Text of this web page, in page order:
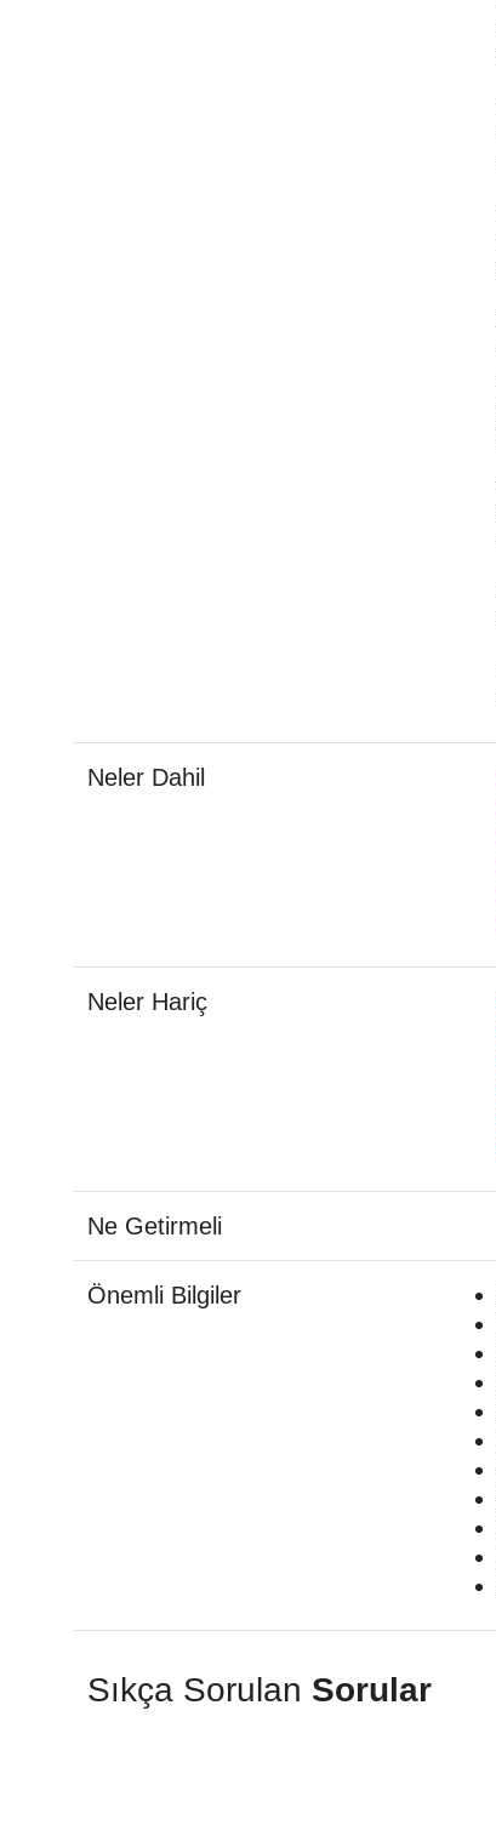
Neler Dahil
Neler Hariç
Ne Getirmeli
Önemli Bilgiler
Sıkça Sorulan Sorular